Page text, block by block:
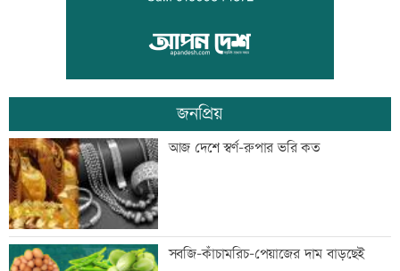
দুদকের মামলায় ঢাকা ব্যাংকের ৪ কর্মকর্তার
কারাদণ্ড
জিয়াউর রহমান দেশে প্রথম সবুজ বিপ্লবের
ডাক দিয়েছিলেন: পরিবেশমন্ত্রী
প্রথম শ্রেণিতে ভর্তি লটারিতে
জনপ্রিয়
আজ দেশে স্বর্ণ-রুপার ভরি কত
সবজি-কাঁচামরিচ-পেয়াজের দাম বাড়ছেই